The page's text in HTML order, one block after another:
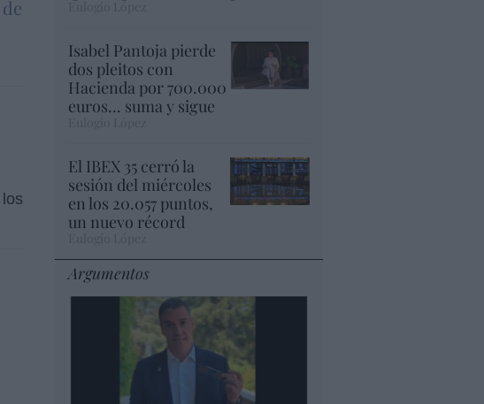
Eulogio López
Isabel Pantoja pierde
dos pleitos con
Hacienda por 700.000
euros... suma y sigue
El IBEX 35 cerró la
sesión del miércoles
en los 20.057 puntos,
un nuevo récord
Argumentos